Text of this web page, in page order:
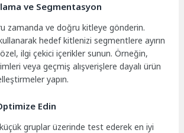
ve Segmentasyon
zamanda ve doğru kitleye gönderin.
hedef kitlenizi segmentlere ayırın
ilgi çekici içerikler sunun. Örneğin,
veya geçmiş alışverişlere dayalı ürün
yapın.
Edin
küçük gruplar üzerinde test ederek en iyi